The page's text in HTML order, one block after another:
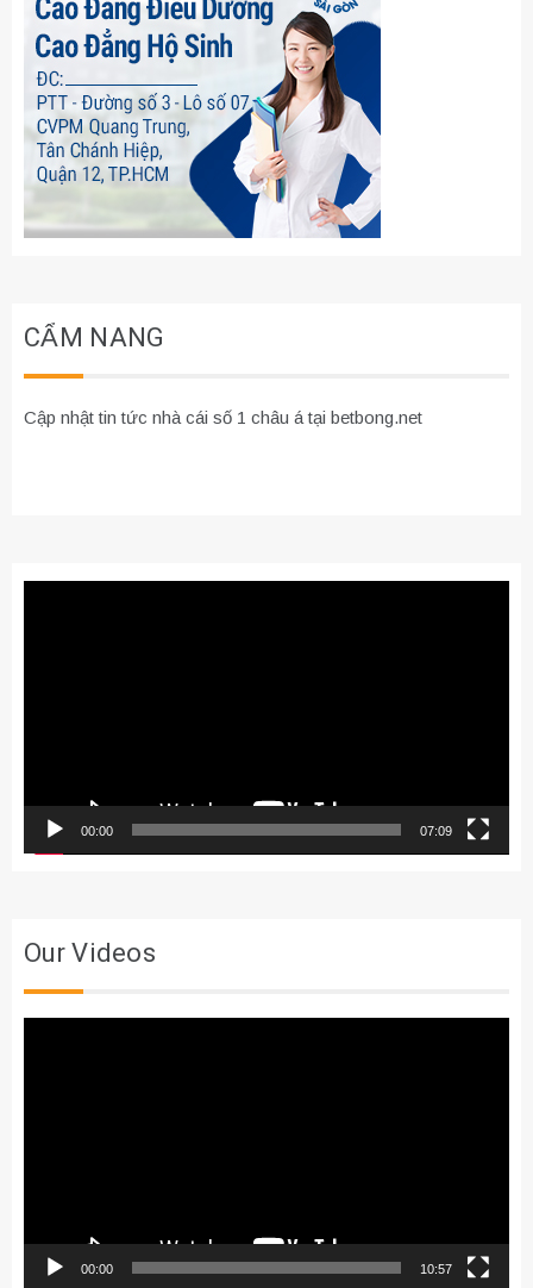
CẨM NANG
Cập nhật tin tức nhà cái số 1 châu á tại betbong.net
00:00 07:09
Our Videos
00:00 10:57